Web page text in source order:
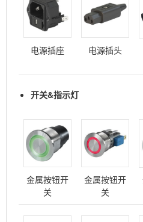
电源插座 电源插头
开关&指示灯
金属按钮开
关
金属按钮开
关